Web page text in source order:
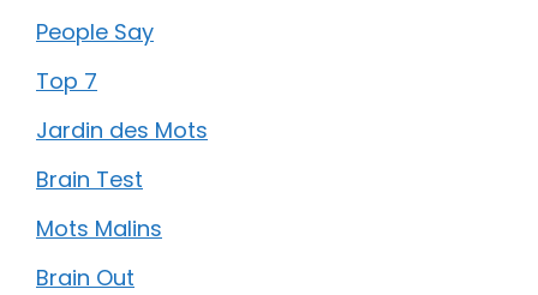
People Say
Top 7
Jardin des Mots
Brain Test
Mots Malins
Brain Out